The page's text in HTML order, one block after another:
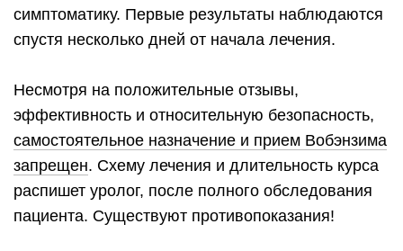
симптоматику. Первые результаты наблюдаются
спустя несколько дней от начала лечения.
Несмотря на положительные отзывы,
эффективность и относительную безопасность,
самостоятельное назначение и прием Вобэнзима
запрещен. Схему лечения и длительность курса
распишет уролог, после полного обследования
пациента. Существуют противопоказания!